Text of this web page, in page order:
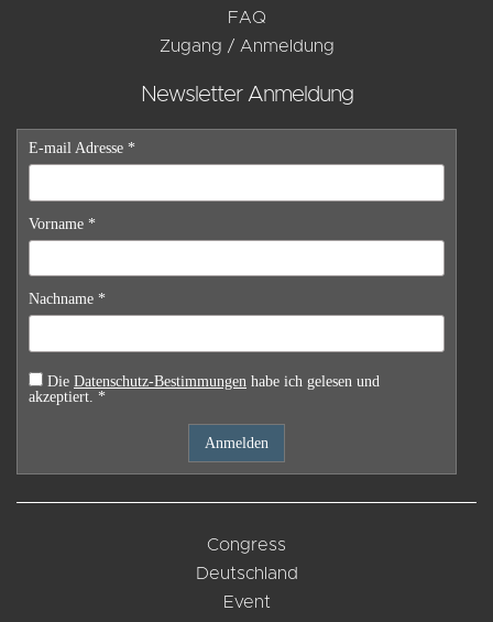
FAQ
Zugang / Anmeldung
Newsletter Anmeldung
E-mail Adresse *
Vorname *
Nachname *
Die Datenschutz-Bestimmungen habe ich gelesen und
akzeptiert. *
Congress
Deutschland
Event